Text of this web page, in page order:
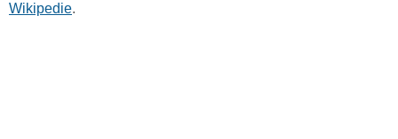
Wikipedie.